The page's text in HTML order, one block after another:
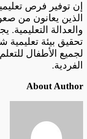
إن توفير فرص
الذين يعانون من
والعدالة
تحقيق بيئة
لجميع الأطفال
الفردية.
About Author